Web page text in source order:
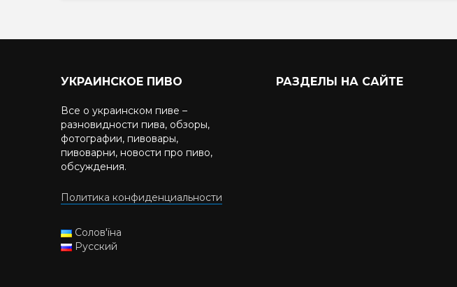
УКРАИНСКОЕ ПИВО
Все о украинском пиве –
разновидности пива, обзоры,
фотографии, пивовары,
пивоварни, новости про пиво,
обсуждения.
Политика конфиденциальности
Солов'їна
Русский
РАЗДЕЛЫ НА САЙТЕ